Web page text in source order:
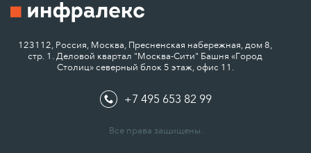
123112, Россия, Москва, Пресненская набережная, дом 8,
стр. 1. Деловой квартал "Москва-Сити" Башня «Город
Столиц» северный блок 5 этаж, офис 11.
+7 495 653 82 99
Все права защищены.